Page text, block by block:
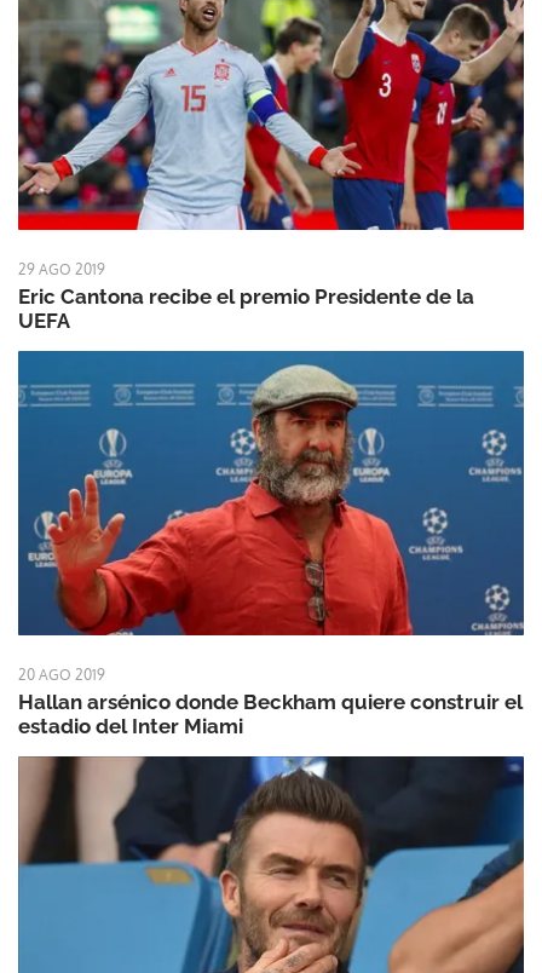
29 AGO 2019
Eric Cantona recibe el premio Presidente de la
UEFA
20 AGO 2019
Hallan arsénico donde Beckham quiere construir el
estadio del Inter Miami